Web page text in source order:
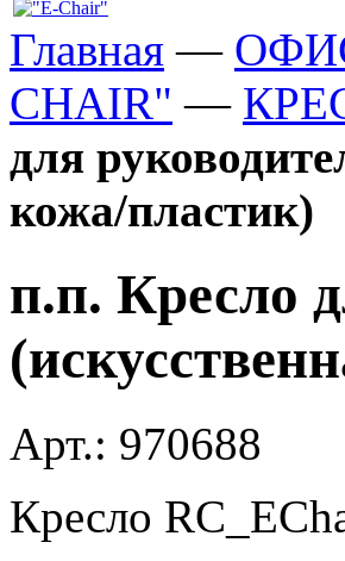
Главная —
CHAIR" —
для
кожа/пластик)
п.п. Кресло
Арт.: 970688
Кресло